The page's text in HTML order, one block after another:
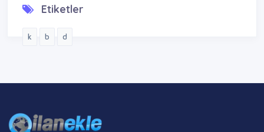
Etiketler
k b d